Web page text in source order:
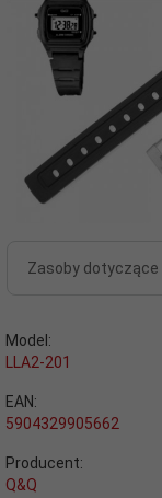
Zasoby
Model:
LLA2-201
EAN:
5904329905662
Producent:
Q&Q